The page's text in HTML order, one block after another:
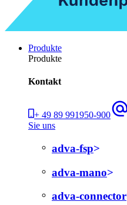
Produkte
Produkte
Kontakt
+ 49 89 991950-900
Sie uns
adva-fsp
adva-mano
adva-connector